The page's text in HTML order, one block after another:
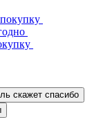
скажет спасибо